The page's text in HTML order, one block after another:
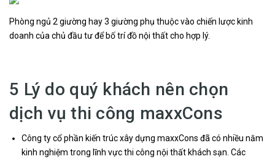
Phòng ngủ 2 giường hay 3 giường phụ thuộc vào chiến lược kinh
doanh của chủ đầu tư để bố trí đồ nội thất cho hợp lý.
5 Lý do quý khách nên chọn
dịch vụ thi công maxxCons
Công ty cổ phần kiến trúc xây dựng maxxCons đã có nhiều năm
kinh nghiệm trong lĩnh vực thi công nội thất khách sạn. Các